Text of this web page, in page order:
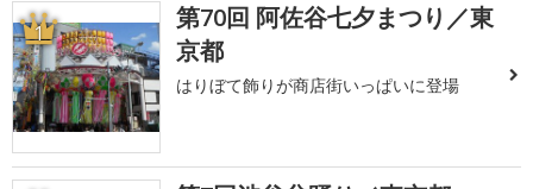
1
第70回 阿佐谷七夕まつり／東
京都
はりぼて飾りが商店街いっぱいに登場